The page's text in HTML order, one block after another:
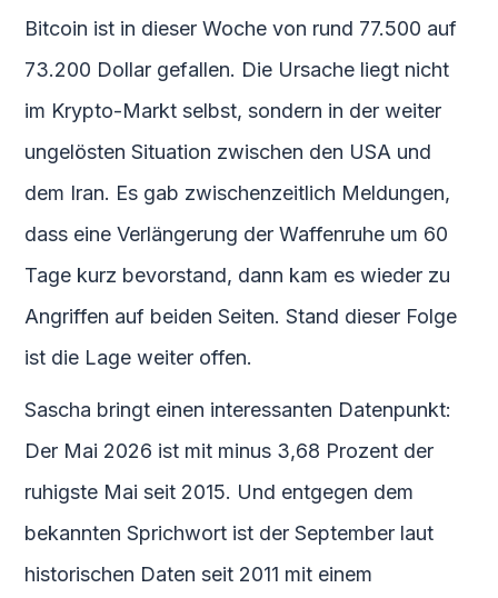
Bitcoin ist in dieser Woche von rund 77.500 auf
73.200 Dollar gefallen. Die Ursache liegt nicht
im Krypto-Markt selbst, sondern in der weiter
ungelösten Situation zwischen den USA und
dem Iran. Es gab zwischenzeitlich Meldungen,
dass eine Verlängerung der Waffenruhe um 60
Tage kurz bevorstand, dann kam es wieder zu
Angriffen auf beiden Seiten. Stand dieser Folge
ist die Lage weiter offen.
Sascha bringt einen interessanten Datenpunkt:
Der Mai 2026 ist mit minus 3,68 Prozent der
ruhigste Mai seit 2015. Und entgegen dem
bekannten Sprichwort ist der September laut
historischen Daten seit 2011 mit einem